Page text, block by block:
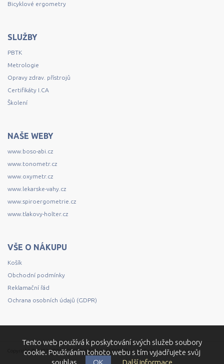
Bicyklové ergometry
SLUŽBY
PBTK
Metrologie
Opravy zdrav. přístrojů
Certifikáty I.CA
Školení
NAŠE WEBY
www.boso-abi.cz
www.tonometr.cz
www.oxymetr.cz
www.lekarske-vahy.cz
www.spiroergometrie.cz
www.tlakovy-holter.cz
VŠE O NÁKUPU
Košík
Obchodní podmínky
Reklamační řád
Ochrana osobních údajů (GDPR)
Copyright © 1993-2026 COMPEK MEDICAL SERVICES, s.r.o. Všechna práva vyhrazena.
Tento web používá k poskytování svých služeb soubory
cookie. Používáním tohoto webu s tím vyjadřujete svůj
souhlas.
OK Další informace